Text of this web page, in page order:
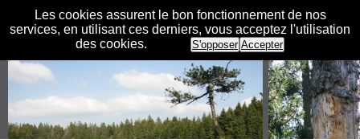
Les cookies assurent le bon fonctionnement de nos
services, en utilisant ces derniers, vous acceptez l'utilisation
des cookies.
S'opposer Accepter